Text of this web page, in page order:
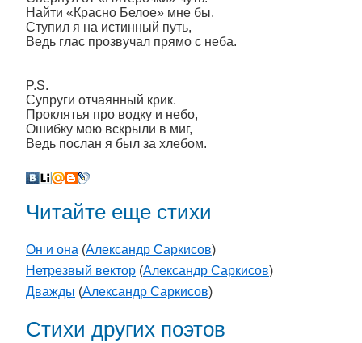
Найти «Красно Белое» мне бы.
Ступил я на истинный путь,
Ведь глас прозвучал прямо с неба.
P.S.
Супруги отчаянный крик.
Проклятья про водку и небо,
Ошибку мою вскрыли в миг,
Ведь послан я был за хлебом.
Читайте еще стихи
Он и она (Александр Саркисов)
Нетрезвый вектор (Александр Саркисов)
Дважды (Александр Саркисов)
Стихи других поэтов